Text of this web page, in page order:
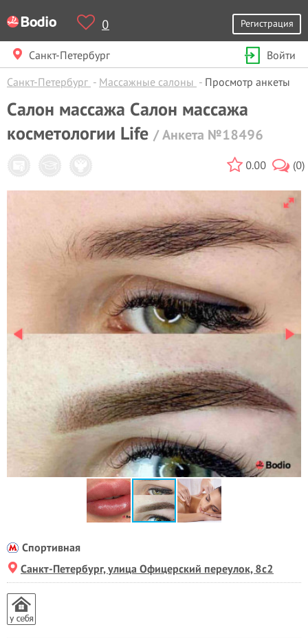
0 Регистрация
Санкт-Петербург
Войти
Санкт-Петербург
Массажные салоны Просмотр анкеты
Салон массажа Салон массажа
косметологии Life / Анкета №18496
0.00 (0)
Спортивная
Санкт-Петербург, улица Офицерский переулок, 8с2